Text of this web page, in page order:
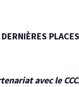
avec le